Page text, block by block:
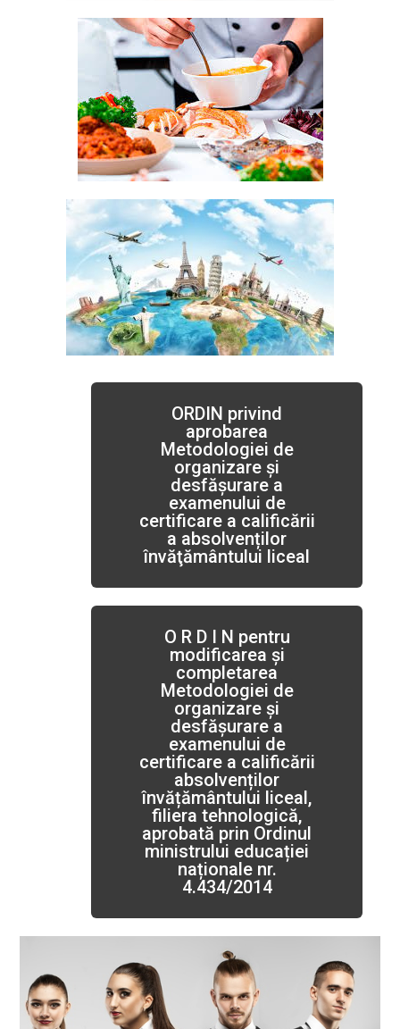
ORDIN privind
aprobarea
Metodologiei de
organizare și
desfășurare a
examenului de
certificare a calificării
a absolvenților
învăţământului liceal
O R D I N pentru
modificarea și
completarea
Metodologiei de
organizare și
desfășurare a
examenului de
certificare a calificării
absolvenților
învățământului liceal,
filiera tehnologică,
aprobată prin Ordinul
ministrului educației
naționale nr.
4.434/2014